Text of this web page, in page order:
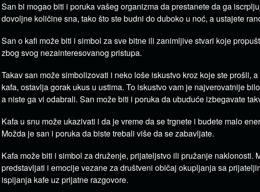
San bi mogao biti i poruka vašeg organizma da prestanete da ga
dovoljne količine sna, tako što ste budni do duboko u noć, a ustajete
San o kafi može biti i simbol za sve bitne ili zanimljive stvari koje
zbog svog nezainteresovanog pristupa.
Takav san može simbolizovati i neko loše iskustvo kroz koje ste prošli,
kafa, ostavlja gorak ukus u ustima. To iskustvo vam je najverovatnije
a niste ga vi odabrali. San može biti i poruka da ubuduće izbegavate
Kafa u snu može ukazivati i da je vreme da se trgnete i budete malo
Možda je san i poruka da biste trebali više da se zabavljate.
Kafa može biti i simbol za druženje, prijateljstvo ili pružanje naklonosti.
predstavljati i emocije vezane za društveni običaj okupljanja sa
ispijanja kafe uz prijatne razgovore.